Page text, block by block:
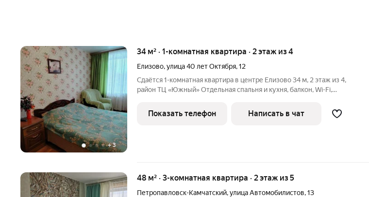
+3
34 м² · 1-комнатная квартира · 2 этаж из 4
Елизово,улица 40 лет Октября,12
Сдаётся 1-комнатная квартира в центре Елизово 34 м, 2 этаж из 4,
район ТЦ «Южный» Отдельная спальня и кухня, балкон, Wi-Fi,
спальное место 500 Спальных мест: 3 (двуспальная кровать +
Показать телефон Написать в чат
48 м² · 3-комнатная квартира · 2 этаж из 5
Петропавловск-Камчатский,улица Автомобилистов,13